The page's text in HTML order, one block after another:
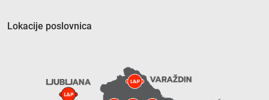
Lokacije poslovnica